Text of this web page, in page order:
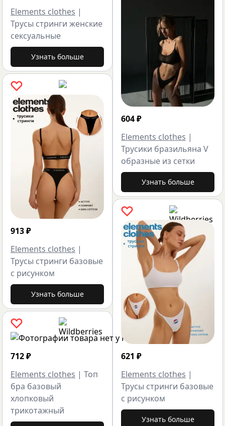
Elements clothes |
Трусы стринги женские
сексуальные
Узнать больше
913₽
Elements clothes |
Трусы стринги базовые
с рисунком
Узнать больше
712₽
Elements clothes | Топ
бра базовый
хлопковый
трикотажный
604₽
Elements clothes |
Трусики бразильяна V
образные из сетки
Узнать больше
621 ₽
Elements clothes |
Трусы стринги базовые
с рисунком
Узнать больше